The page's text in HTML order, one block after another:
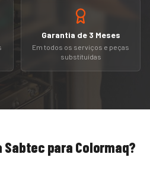
Garantia de 3 Meses
Em todos os serviços e peças
substituídas
Sabtec para Colormaq?